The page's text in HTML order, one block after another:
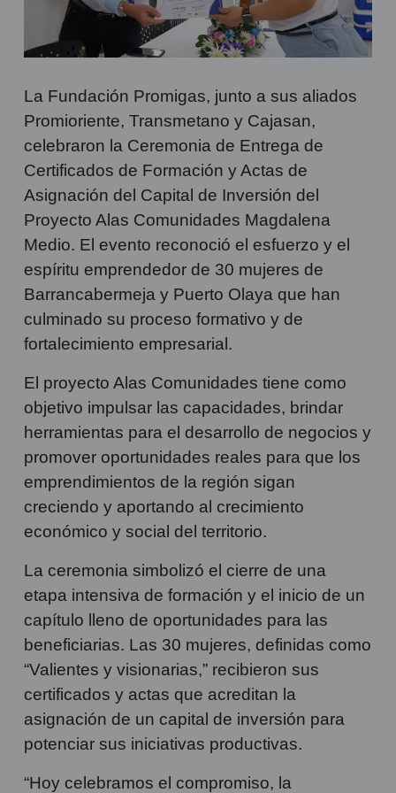
La Fundación Promigas, junto a sus aliados
Promioriente, Transmetano y Cajasan,
celebraron la Ceremonia de Entrega de
Certificados de Formación y Actas de
Asignación del Capital de Inversión del
Proyecto Alas Comunidades Magdalena
Medio. El evento reconoció el esfuerzo y el
espíritu emprendedor de 30 mujeres de
Barrancabermeja y Puerto Olaya que han
culminado su proceso formativo y de
fortalecimiento empresarial.
El proyecto Alas Comunidades tiene como
objetivo impulsar las capacidades, brindar
herramientas para el desarrollo de negocios y
promover oportunidades reales para que los
emprendimientos de la región sigan
creciendo y aportando al crecimiento
económico y social del territorio.
La ceremonia simbolizó el cierre de una
etapa intensiva de formación y el inicio de un
capítulo lleno de oportunidades para las
beneficiarias. Las 30 mujeres, definidas como
“Valientes y visionarias,” recibieron sus
certificados y actas que acreditan la
asignación de un capital de inversión para
potenciar sus iniciativas productivas.
“Hoy celebramos el compromiso, la